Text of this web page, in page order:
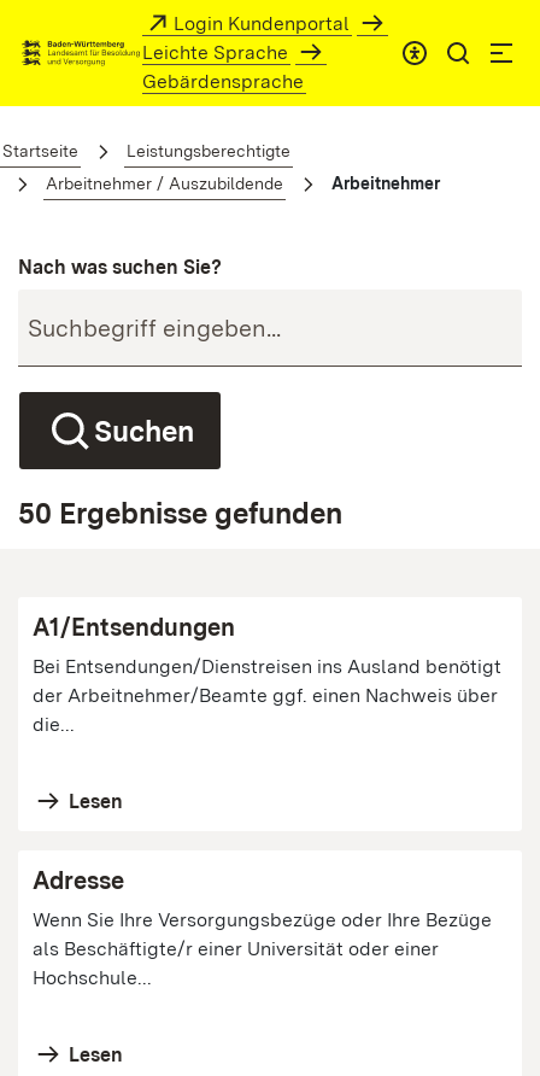
Zum Hauptinhalt springenLogin Kundenportal
Leichte Sprache
Gebärdensprache
Startseite
Leistungsberechtigte
Arbeitnehmer / Auszubildende
Arbeitnehmer
Nach was suchen Sie?
Suchen
50 Ergebnisse gefunden
A1/Entsendungen
Bei Entsendungen/Dienstreisen ins Ausland benötigt
der Arbeitnehmer/Beamte ggf. einen Nachweis über
die...
Lesen
Adresse
Wenn Sie Ihre Versorgungsbezüge oder Ihre Bezüge
als Beschäftigte/r einer Universität oder einer
Hochschule...
Lesen